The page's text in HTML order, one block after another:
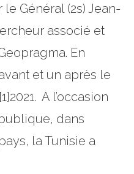
Général (2s) Jean-
associé et
En
et un après le
A l’occasion
dans
la Tunisie a